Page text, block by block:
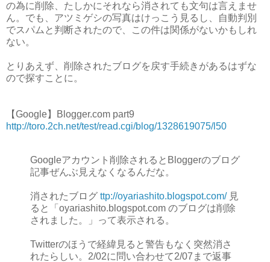
の為に削除、たしかにそれなら消されても文句は言えませ
ん。でも、アツミゲシの写真はけっこう見るし、自動判別
でスパムと判断されたので、この件は関係がないかもしれ
ない。
とりあえず、削除されたブログを戻す手続きがあるはずな
ので探すことに。
【Google】Blogger.com part9
http://toro.2ch.net/test/read.cgi/blog/1328619075/l50
Googleアカウント削除されるとBloggerのブログ
記事ぜんぶ見えなくなるんだな。
消されたブログ ttp://oyariashito.blogspot.com/見
ると「oyariashito.blogspot.com のブログは削除
されました。」って表示される。
Twitterのほうで経緯見ると警告もなく突然消さ
れたらしい。2/02に問い合わせて2/07まで返事